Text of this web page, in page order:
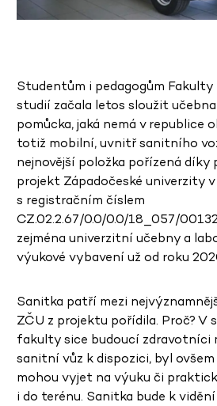
Studentům i pedagogům
studií začala letos sloužit
pomůcka, jaká nemá v republice
totiž mobilní, uvnitř sanitního
nejnovější položka pořízená díky
projekt Západočeské univerzity v
s registračním číslem
CZ.02.2.67/0.0/0.0/18_057/
zejména univerzitní učebny a
výukové vybavení už od roku
Sanitka patří mezi
ZČU z projektu pořídila. Proč? V
fakulty sice budoucí zdravotníci
sanitní vůz k dispozici, byl
mohou vyjet na výuku či
i do terénu. Sanitka bude k